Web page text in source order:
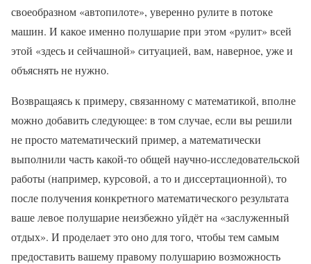
своеобразном «автопилоте», уверенно рулите в потоке
машин. И какое именно полушарие при этом «рулит» всей
этой «здесь и сейчашной» ситуацией, вам, наверное, уже и
объяснять не нужно.
Возвращаясь к примеру, связанному с математикой, вполне
можно добавить следующее: в том случае, если вы решили
не просто математический пример, а математически
выполнили часть какой-то общей научно-исследовательской
работы (например, курсовой, а то и диссертационной), то
после получения конкретного математического результата
ваше левое полушарие неизбежно уйдёт на «заслуженный
отдых». И проделает это оно для того, чтобы тем самым
предоставить вашему правому полушарию возможность